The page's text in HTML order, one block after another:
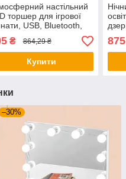
настільний
торшер для ігрової
USB, Bluetooth,
3A, Чорний / 2шт
RGB
42см
₴ 864,29 ₴
Купити
/875
–30%